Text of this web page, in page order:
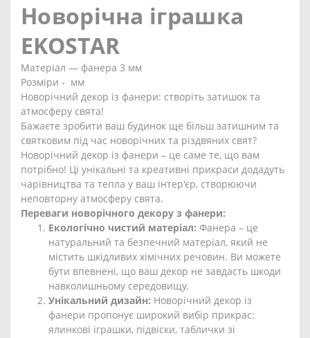
Новорічна іграшка
EKOSTAR
Матеріал ― фанера 3 мм
Розміри - мм
Новорічний декор із фанери: створіть затишок та
атмосферу свята!
Бажаєте зробити ваш будинок ще більш затишним та
святковим під час новорічних та різдвяних свят?
Новорічний декор із фанери – це саме те, що вам
потрібно! Ці унікальні та креативні прикраси додадуть
чарівництва та тепла у ваш інтер'єр, створюючи
неповторну атмосферу свята.
Переваги новорічного декору з фанери:
Екологічно чистий матеріал: Фанера – це
натуральний та безпечний матеріал, який не
містить шкідливих хімічних речовин. Ви можете
бути впевнені, що ваш декор не завдасть шкоди
навколишньому середовищу.
Унікальний дизайн: Новорічний декор із
фанери пропонує широкий вибір прикрас:
ялинкові іграшки, підвіски, таблички зі